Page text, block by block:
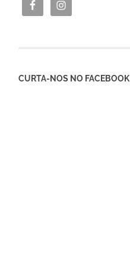
CURTA-NOS NO FACEBOOK